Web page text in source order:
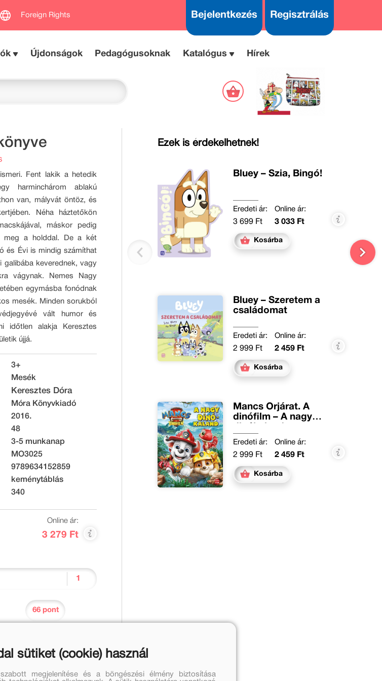
Foreign Rights Bejelentkezés Regisztrálás
Újdonságok Pedagógusoknak Katalógus Hírek
Fent lakik a hetedik
harminchárom ablakú
van, mályvát öntöz, és
Néha háztetőkön
máskor pedig
meg a holddal. De a két
és Évi is mindig számíthat
galibába keverednek, vagy
vágynak. Nemes Nagy
egymásba fonódnak
mesék. Minden sorukból
vált humor és
időtlen alakja Keresztes
újjá.
3+
Mesék
Keresztes Dóra
Móra Könyvkiadó
2016.
48
3-5 munkanap
MO3025
9789634152859
keménytáblás
340
Online ár:
3 279 Ft
66 pont
Ezek is érdekelhetnek!
Bluey – Szia, Bingó!
Eredeti ár:
3 699 Ft
Online ár:
3 033 Ft
Kosárba
Bluey – Szeretem a
családomat
Eredeti ár:
2 999 Ft
Online ár:
2 459 Ft
Kosárba
Mancs Őrjárat. A
dinófilm – A nagy
Eredeti ár:
2 999 Ft
Online ár:
2 459 Ft
Kosárba
sütiket (cookie) használ
megjelenítése és a böngészési élmény biztosítása